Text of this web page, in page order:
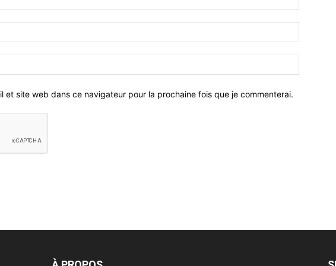
et site web dans ce navigateur pour la prochaine fois que je commenterai.
Dans un monde numérique et interconnecté alNas use de